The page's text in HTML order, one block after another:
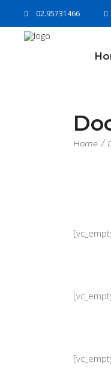
02.95731466
Home /